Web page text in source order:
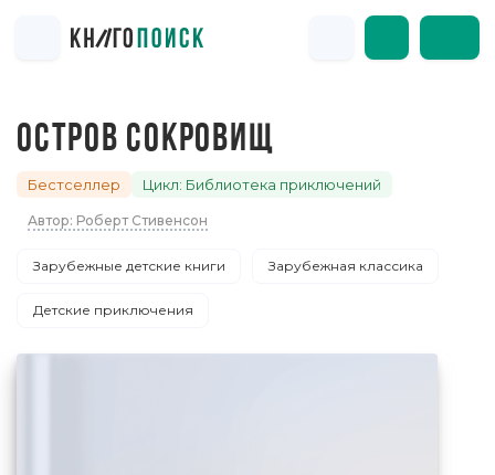
ОСТРОВ СОКРОВИЩ
Бестселлер Цикл: Библиотека приключений
Автор: Роберт Стивенсон
Зарубежные детские книги Зарубежная классика
Детские приключения